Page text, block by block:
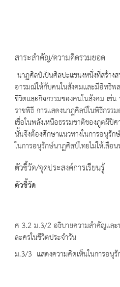
สาระสำคัญ/ความคิดรวมยอด
นาฏศิลป์เป็นศิลปะแขนงหนึ่งที่สร้าง
อารมณ์ให้กับคนในสังคมและมีอิทธิพ
ชีวิตและกิจกรรมของคนในสังคม เช่
ราชพิธี การแสดงนาฏศิลป์ในพิธีกรร
เชื่อในพลังเหนือธรรมชาติของภูตผีปี
นั้นจึงต้องศึกษาแนวทางในการอนุรั
ในการอนุรักษ์นาฏศิลป์ไทยไม่ให้เลือ
ตัวชี้วัด/จุดประสงค์การเรียนรู้
ตัวชี้วัด
ศ 3.2 ม.3/2 อธิบายความสำคัญแล
ละครในชีวิตประจำวัน
ม.3/3 แสดงความคิดเห็นใน